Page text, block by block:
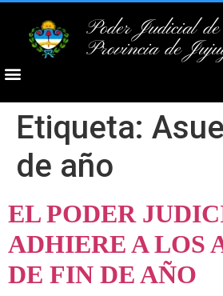
Poder Judicial
Provincia de
Etiqueta:
de año
EL PODER
ADHIERE A LOS
DE FIN DE AÑO